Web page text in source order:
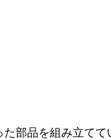
た部品を組み立て